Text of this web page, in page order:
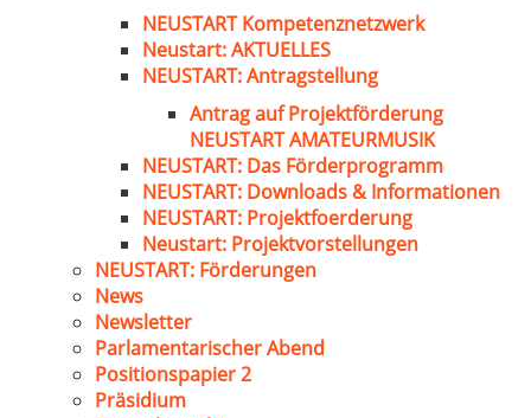
NEUSTART Kompetenznetzwerk
Neustart: AKTUELLES
NEUSTART: Antragstellung
Antrag auf Projektförderung
NEUSTART AMATEURMUSIK
NEUSTART: Das Förderprogramm
NEUSTART: Downloads & Informationen
NEUSTART: Projektfoerderung
Neustart: Projektvorstellungen
NEUSTART: Förderungen
News
Newsletter
Parlamentarischer Abend
Positionspapier 2
Präsidium